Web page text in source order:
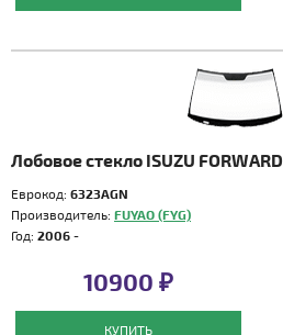
Лобовое стекло ISUZU FORWARD
Еврокод: 6323AGN
Производитель: FUYAO (FYG)
Год: 2006 -
10900 ₽
КУПИТЬ